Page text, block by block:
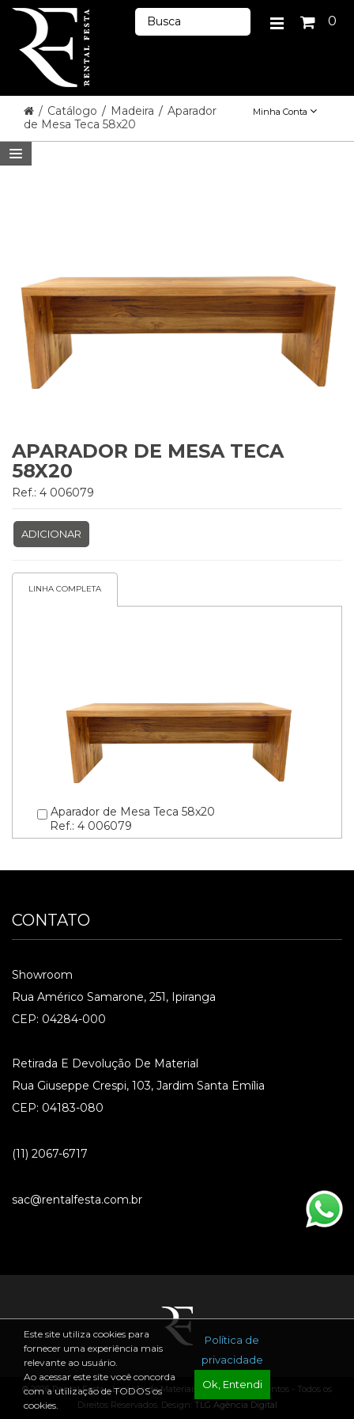
0
/ Catálogo / Madeira / Aparador
de Mesa Teca 58x20
Minha Conta
APARADOR DE MESA TECA
58X20
Ref.: 4 006079
ADICIONAR
LINHA COMPLETA
Aparador de Mesa Teca 58x20
Ref.: 4 006079
CONTATO
Showroom
Rua Américo Samarone, 251, Ipiranga
CEP: 04284-000
Retirada E Devolução De Material
Rua Giuseppe Crespi, 103, Jardim Santa Emília
CEP: 04183-080
(11) 2067-6717
sac@rentalfesta.com.br
® 2026 Rental Festa - Locação de Materiais para Festas e Eventos - Todos os
Direitos Reservados. Design: TLG Agência Digital
Este site utiliza cookies para
fornecer uma experiência mais
relevante ao usuário.
Ao acessar este site você concorda
com a utilização de TODOS os
cookies.
Política de
privacidade
Ok, Entendi